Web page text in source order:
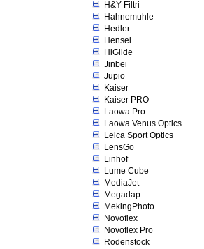
H&Y Filtri
Hahnemuhle
Hedler
Hensel
HiGlide
Jinbei
Jupio
Kaiser
Kaiser PRO
Laowa Pro
Laowa Venus Optics
Leica Sport Optics
LensGo
Linhof
Lume Cube
MediaJet
Megadap
MekingPhoto
Novoflex
Novoflex Pro
Rodenstock